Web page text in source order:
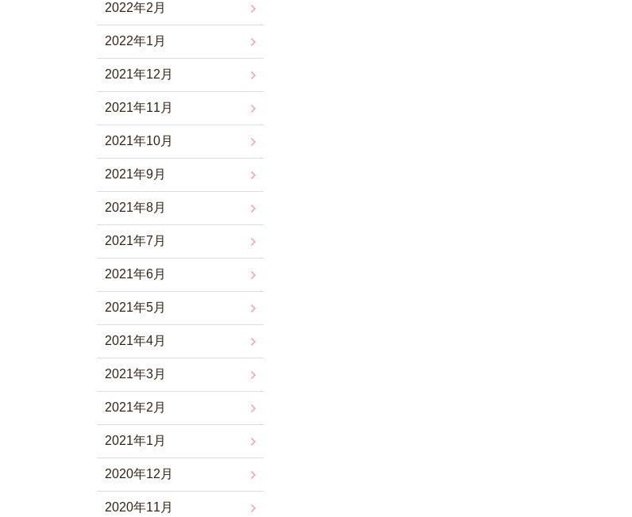
2022年2月
2022年1月
2021年12月
2021年11月
2021年10月
2021年9月
2021年8月
2021年7月
2021年6月
2021年5月
2021年4月
2021年3月
2021年2月
2021年1月
2020年12月
2020年11月